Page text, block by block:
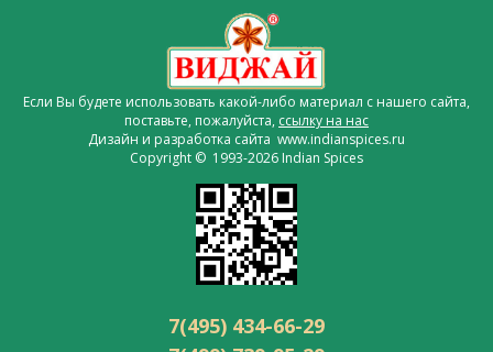
Если Вы будете использовать какой-либо материал с нашего сайта,
поставьте, пожалуйста, ссылку на нас
Дизайн и разработка сайта www.indianspices.ru
Copyright © 1993-2026 Indian Spices
7(495) 434-66-29